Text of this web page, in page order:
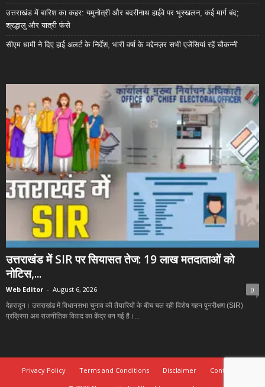
उत्तराखंड में बारिश का कहर: यमुनोत्री और बदरीनाथ हाईवे पर भूस्खलन, कई मार्ग बंद;
श्रद्धालु और यात्री फंसे
सीएम धामी ने दिए हाई अलर्ट के निर्देश, भारी वर्षा के मद्देनज़र सभी एजेंसियां रहें चौकन्नी
उत्तराखंड में SIR पर सियासत तेज: 19 लाख मतदाताओं को
नोटिस,...
Web Editor - August 6, 2026 0
देहरादून। उत्तराखंड में विधानसभा चुनाव की तैयारियों के बीच चल रही विशेष गहन पुनरीक्षण (SIR)
प्रक्रिया अब राजनीतिक विवाद का केंद्र बन गई है।...
Privacy Policy Terms and Conditions Disclaimer
Contact Us